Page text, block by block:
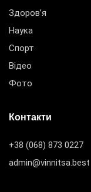
Здоров’я
Наука
Спорт
Відео
Фото
Контакти
+38 (068) 873 0227
admin@vinnitsa.best